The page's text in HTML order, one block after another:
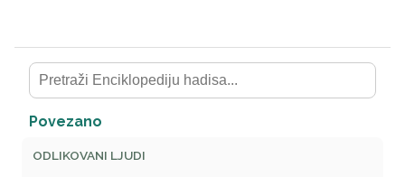
Povezano
ODLIKOVANI LJUDI